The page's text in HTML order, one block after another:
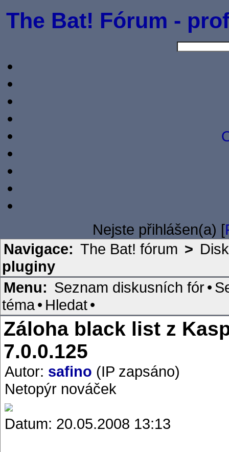
The Bat! Fórum -
Nejste přihlášen(a) [
Navigace: The Bat! fórum >
pluginy
Menu: Seznam diskusních fór•
téma• Hledat•
Záloha black list z
7.0.0.125
Autor: safino (IP zapsáno)
Netopýr nováček
Datum: 20.05.2008 13:13